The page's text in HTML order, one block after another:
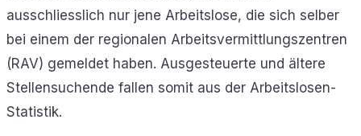
ausschliesslich nur jene Arbeitslose, die sich selber
bei einem der regionalen Arbeitsvermittlungszentren
(RAV) gemeldet haben. Ausgesteuerte und ältere
Stellensuchende fallen somit aus der Arbeitslosen-
Statistik.